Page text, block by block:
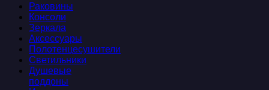
Раковины
Консоли
Зеркала
Аксессуары
Полотенцесушители
Светильники
Душевые
поддоны